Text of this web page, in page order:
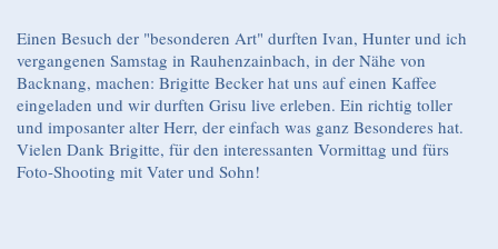
Einen Besuch der "besonderen Art" durften Ivan, Hunter und ich
vergangenen Samstag in Rauhenzainbach, in der Nähe von
Backnang, machen: Brigitte Becker hat uns auf einen Kaffee
eingeladen und wir durften Grisu live erleben. Ein richtig toller
und imposanter alter Herr, der einfach was ganz Besonderes hat.
Vielen Dank Brigitte, für den interessanten Vormittag und fürs
Foto-Shooting mit Vater und Sohn!